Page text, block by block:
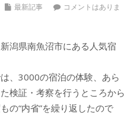
最新記事
コメントはありま
潟県南魚沼市にある人気宿
、3000の宿泊の体験、あら
検証・考察を行うところから
の“内省”を繰り返したので